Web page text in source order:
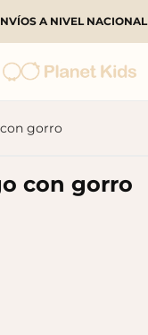
A NIVEL NACIONAL
gorro
con gorro
Buscar